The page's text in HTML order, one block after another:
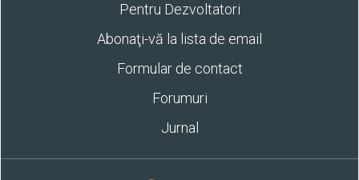
Pentru Dezvoltatori
Abonaţi-vă la lista de email
Formular de contact
Forumuri
Jurnal